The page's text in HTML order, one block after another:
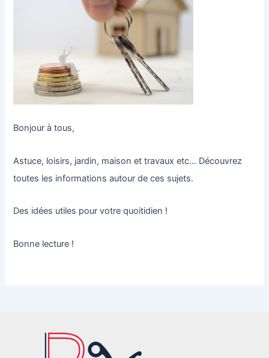
Bonjour à tous,
Astuce, loisirs, jardin, maison et travaux etc… Découvrez
toutes les informations autour de ces sujets.
Des idées utiles pour votre quoitidien !
Bonne lecture !